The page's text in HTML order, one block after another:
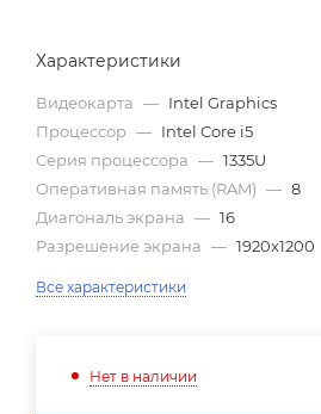
Характеристики
Видеокарта — Intel Graphics
Процессор — Intel Core i5
Серия процессора — 1335U
Оперативная память (RAM) — 8
Диагональ экрана — 16
Разрешение экрана — 1920x1200
Все характеристики
Нет в наличии